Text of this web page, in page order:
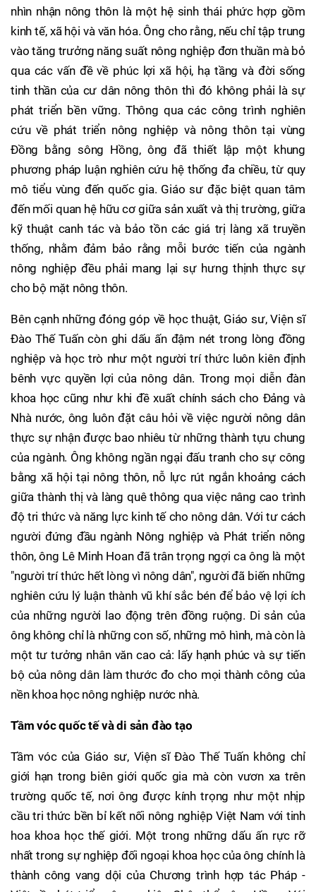
nhìn nhận nông thôn là một hệ sinh thái phức hợp gồm
kinh tế, xã hội và văn hóa. Ông cho rằng, nếu chỉ tập trung
vào tăng trưởng năng suất nông nghiệp đơn thuần mà bỏ
qua các vấn đề về phúc lợi xã hội, hạ tầng và đời sống
tinh thần của cư dân nông thôn thì đó không phải là sự
phát triển bền vững. Thông qua các công trình nghiên
cứu về phát triển nông nghiệp và nông thôn tại vùng
Đồng bằng sông Hồng, ông đã thiết lập một khung
phương pháp luận nghiên cứu hệ thống đa chiều, từ quy
mô tiểu vùng đến quốc gia. Giáo sư đặc biệt quan tâm
đến mối quan hệ hữu cơ giữa sản xuất và thị trường, giữa
kỹ thuật canh tác và bảo tồn các giá trị làng xã truyền
thống, nhằm đảm bảo rằng mỗi bước tiến của ngành
nông nghiệp đều phải mang lại sự hưng thịnh thực sự
cho bộ mặt nông thôn.
Bên cạnh những đóng góp về học thuật, Giáo sư, Viện sĩ
Đào Thế Tuấn còn ghi dấu ấn đậm nét trong lòng đồng
nghiệp và học trò như một người trí thức luôn kiên định
bênh vực quyền lợi của nông dân. Trong mọi diễn đàn
khoa học cũng như khi đề xuất chính sách cho Đảng và
Nhà nước, ông luôn đặt câu hỏi về việc người nông dân
thực sự nhận được bao nhiêu từ những thành tựu chung
của ngành. Ông không ngần ngại đấu tranh cho sự công
bằng xã hội tại nông thôn, nỗ lực rút ngắn khoảng cách
giữa thành thị và làng quê thông qua việc nâng cao trình
độ tri thức và năng lực kinh tế cho nông dân. Với tư cách
người đứng đầu ngành Nông nghiệp và Phát triển nông
thôn, ông Lê Minh Hoan đã trân trọng ngợi ca ông là một
"người trí thức hết lòng vì nông dân", người đã biến những
nghiên cứu lý luận thành vũ khí sắc bén để bảo vệ lợi ích
của những người lao động trên đồng ruộng. Di sản của
ông không chỉ là những con số, những mô hình, mà còn là
một tư tưởng nhân văn cao cả: lấy hạnh phúc và sự tiến
bộ của nông dân làm thước đo cho mọi thành công của
nền khoa học nông nghiệp nước nhà.
Tầm vóc quốc tế và di sản đào tạo
Tầm vóc của Giáo sư, Viện sĩ Đào Thế Tuấn không chỉ
giới hạn trong biên giới quốc gia mà còn vươn xa trên
trường quốc tế, nơi ông được kính trọng như một nhịp
cầu tri thức bền bỉ kết nối nông nghiệp Việt Nam với tinh
hoa khoa học thế giới. Một trong những dấu ấn rực rỡ
nhất trong sự nghiệp đối ngoại khoa học của ông chính là
thành công vang dội của Chương trình hợp tác Pháp -